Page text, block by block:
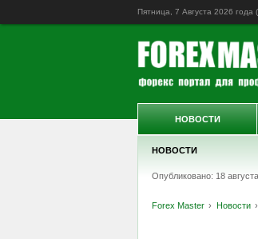
Пятница, 7 Августа 2026 года
НОВОСТИ
Опубликовано: 18
Forex Master Новости
НОВОСТИ